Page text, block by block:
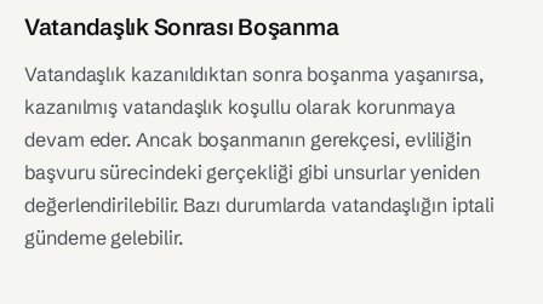
Vatandaşlık Sonrası Boşanma
Vatandaşlık kazanıldıktan sonra boşanma yaşanırsa,
kazanılmış vatandaşlık koşullu olarak korunmaya
devam eder. Ancak boşanmanın gerekçesi, evliliğin
başvuru sürecindeki gerçekliği gibi unsurlar yeniden
değerlendirilebilir. Bazı durumlarda vatandaşlığın iptali
gündeme gelebilir.